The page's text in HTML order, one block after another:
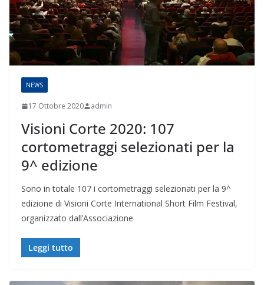
NEWS
17 Ottobre 2020 admin
Visioni Corte 2020: 107
cortometraggi selezionati per la
9^ edizione
Sono in totale 107 i cortometraggi selezionati per la 9^
edizione di Visioni Corte International Short Film Festival,
organizzato dall’Associazione
Leggi tutto